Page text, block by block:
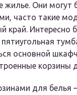
жилье. Они могут
часто такие
край. Интересно
основной
корзины
для белья